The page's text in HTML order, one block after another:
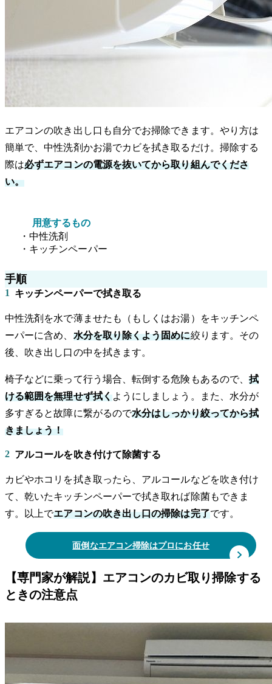
エアコンの吹き出し口も自分でお掃除できます。やり方は
簡単で、中性洗剤かお湯でカビを拭き取るだけ。掃除する
際は必ずエアコンの電源を抜いてから取り組んでくださ
い。
用意するもの
・中性洗剤
・キッチンペーパー
手順
1 キッチンペーパーで拭き取る
中性洗剤を水で薄ませたも（もしくはお湯）をキッチンペ
ーパーに含め、 水分を取り除くよう固めに絞ります。その
後、吹き出し口の中を拭きます。
椅子などに乗って行う場合、転倒する危険もあるので、拭
ける範囲を無理せず拭くようにしましょう。また、水分が
多すぎると故障に繋がるので水分はしっかり絞ってから拭
きましょう！
2 アルコールを吹き付けて除菌する
カビやホコリを拭き取ったら、アルコールなどを吹き付け
て、乾いたキッチンペーパーで拭き取れば除菌もできま
す。以上でエアコンの吹き出し口の掃除は完了です。
面倒なエアコン掃除はプロにお任せ
【専門家が解説】エアコンのカビ取り掃除する
ときの注意点